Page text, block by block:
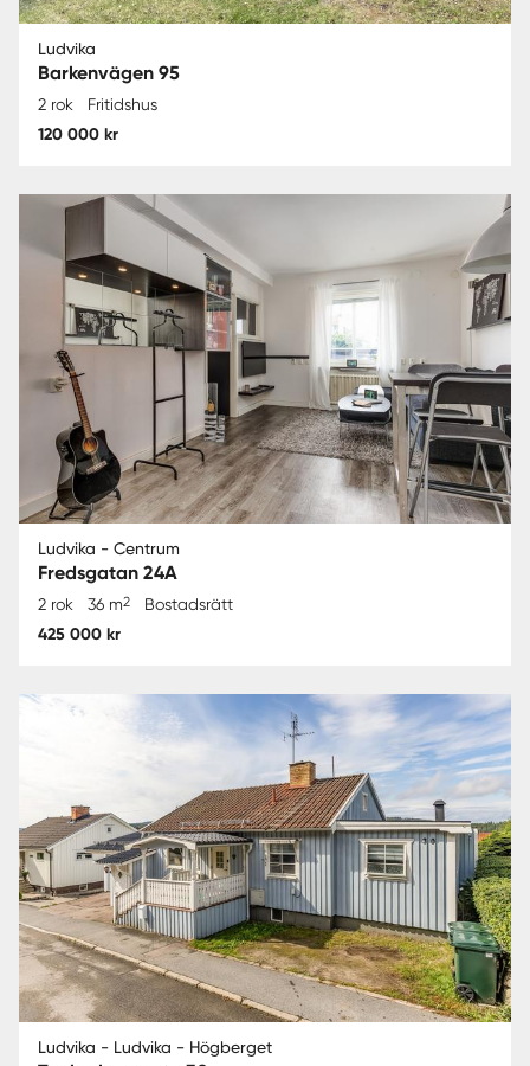
Ludvika
Barkenvägen 95
2 rok Fritidshus
120 000 kr
Ludvika - Centrum
Fredsgatan 24A
2 rok 36 m2 Bostadsrätt
425 000 kr
Ludvika - Ludvika - Högberget